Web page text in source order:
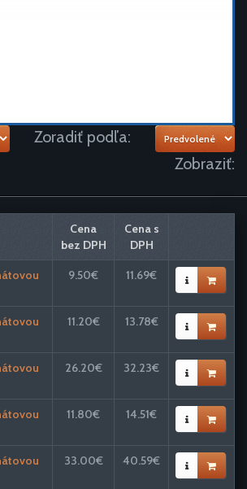
Zoradiť podľa:
Zobraziť:
Cena
bez DPH
Cena s
DPH
9.50€ 11.69€
11.20€ 13.78€
26.20€ 32.23€
11.80€ 14.51€
33.00€ 40.59€